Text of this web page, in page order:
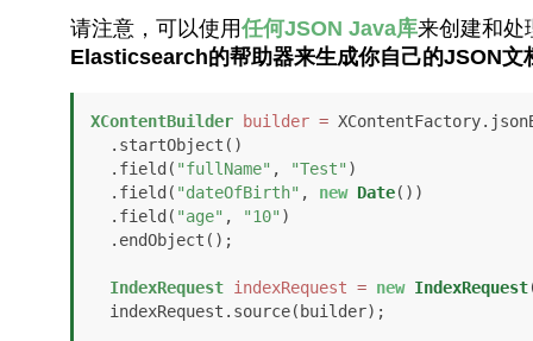
请注意，可以使用任何JSON Java库来创建和处
Elasticsearch的帮助器来生成你自己的JSON文
XContentBuilder builder =
  .field(
"fullName" , "Test" )
  .field(
"dateOfBirth" , new Date())
  .field(
"age" , "10" )
IndexRequest indexRequest = new IndexRequest